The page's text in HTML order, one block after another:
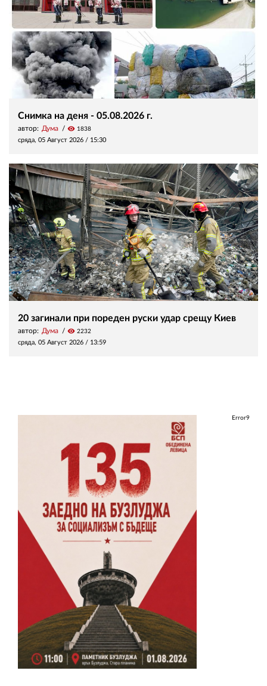
Снимка на деня - 05.08.2026 г.
автор: Дума visibility 1838
сряда, 05 Август 2026 / 15:30
20 загинали при пореден руски удар срещу Киев
автор: Дума visibility 2232
сряда, 05 Август 2026 / 13:59
Error9